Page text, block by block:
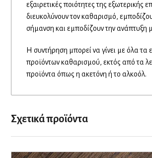
εξαιρετικές ποιότητες της εξωτερικής
διευκολύνουν τον καθαρισμό,
σήμανση και εμποδίζουν την ανάπτυξη
Η συντήρηση μπορεί να γίνει με όλα τα
προϊόντων καθαρισμού, εκτός από τα
προϊόντα όπως η ακετόνη ή το αλκοόλ.
Σχετικά προϊόντα